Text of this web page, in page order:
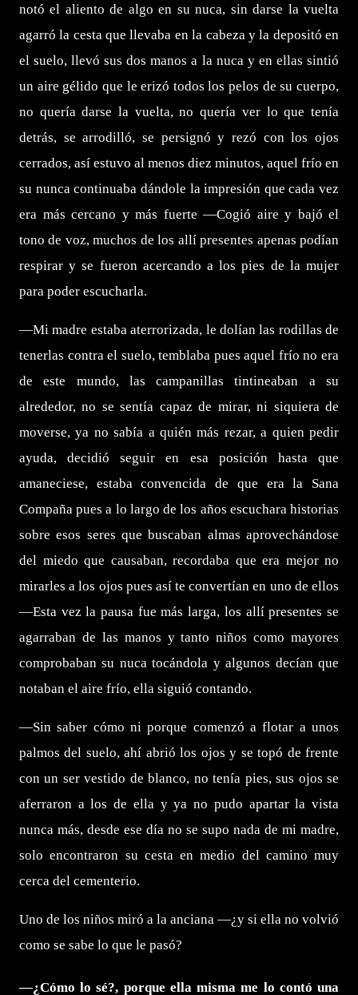
notó el aliento de algo en su nuca, sin darse la vuelta
agarró la cesta que llevaba en la cabeza y la depositó en
el suelo, llevó sus dos manos a la nuca y en ellas sintió
un aire gélido que le erizó todos los pelos de su cuerpo,
no quería darse la vuelta, no quería ver lo que tenía
detrás, se arrodilló, se persignó y rezó con los ojos
cerrados, así estuvo al menos diez minutos, aquel frío en
su nunca continuaba dándole la impresión que cada vez
era más cercano y más fuerte —Cogió aire y bajó el
tono de voz, muchos de los allí presentes apenas podían
respirar y se fueron acercando a los pies de la mujer
para poder escucharla.
—Mi madre estaba aterrorizada, le dolían las rodillas de
tenerlas contra el suelo, temblaba pues aquel frío no era
de este mundo, las campanillas tintineaban a su
alrededor, no se sentía capaz de mirar, ni siquiera de
moverse, ya no sabía a quién más rezar, a quien pedir
ayuda, decidió seguir en esa posición hasta que
amaneciese, estaba convencida de que era la Sana
Compaña pues a lo largo de los años escuchara historias
sobre esos seres que buscaban almas aprovechándose
del miedo que causaban, recordaba que era mejor no
mirarles a los ojos pues así te convertían en uno de ellos
—Esta vez la pausa fue más larga, los allí presentes se
agarraban de las manos y tanto niños como mayores
comprobaban su nuca tocándola y algunos decían que
notaban el aire frío, ella siguió contando.
—Sin saber cómo ni porque comenzó a flotar a unos
palmos del suelo, ahí abrió los ojos y se topó de frente
con un ser vestido de blanco, no tenía pies, sus ojos se
aferraron a los de ella y ya no pudo apartar la vista
nunca más, desde ese día no se supo nada de mi madre,
solo encontraron su cesta en medio del camino muy
cerca del cementerio.
Uno de los niños miró a la anciana —¿y si ella no volvió
como se sabe lo que le pasó?
—¿Cómo lo sé?, porque ella misma me lo contó una